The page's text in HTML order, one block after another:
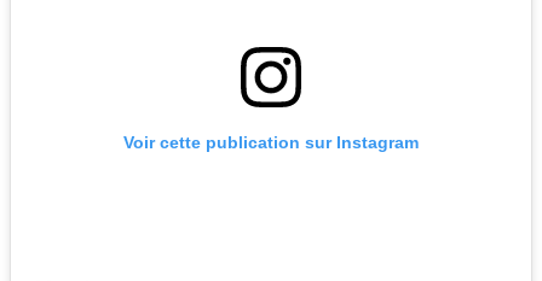
Voir cette publication sur Instagram